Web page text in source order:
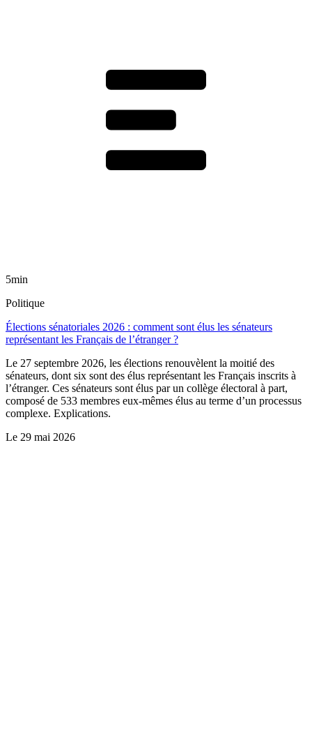
5min
Politique
Élections sénatoriales 2026 : comment sont élus les sénateurs
représentant les Français de l’étranger ?
Le 27 septembre 2026, les élections renouvèlent la moitié des
sénateurs, dont six sont des élus représentant les Français inscrits à
l’étranger. Ces sénateurs sont élus par un collège électoral à part,
composé de 533 membres eux-mêmes élus au terme d’un processus
complexe. Explications.
Le 29 mai 2026